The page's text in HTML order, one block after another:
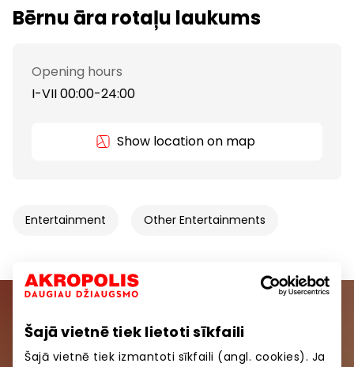
Šajā vietnē tiek lietoti sīkfaili
Šajā vietnē tiek izmantoti sīkfaili (angl. cookies). Ja
Bērnu āra rotaļu laukums
Opening hours
I-VII 00:00-24:00
Show location on map
Entertainment Other Entertainments
Join our community
Be the first to know about the best offers, events